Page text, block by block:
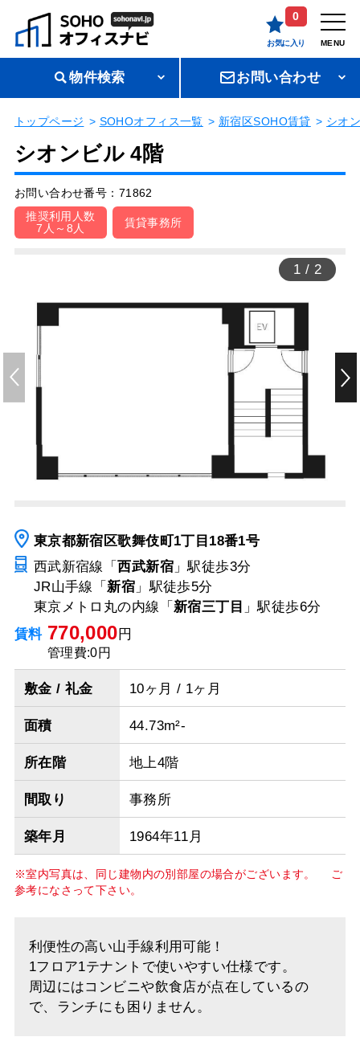
0
お気に入り MENU
物件検索 お問い合わせ
トップページ SOHOオフィス一覧 新宿区SOHO賃貸 シオ
シオンビル 4階
お問い合わせ番号：71862
推奨利用人数
7人～8人
賃貸事務所
1 / 2
東京都新宿区歌舞伎町1丁目18番1号
西武新宿線「 西武新宿」駅徒歩3分
JR山手線「新宿 」駅徒歩5分
東京メトロ丸の内線「 新宿三丁目 」駅徒歩6分
賃料 770,000 円
管理費:0円
敷金 / 礼金 10ヶ月 / 1ヶ月
面積 44.73m²-
所在階 地上4階
間取り 事務所
築年月 1964年11月
※室内写真は、同じ建物内の別部屋の場合がございます。 ご
参考になさって下さい。
利便性の高い山手線利用可能！
1フロア1テナントで使いやすい仕様です。
周辺にはコンビニや飲食店が点在しているの
で、ランチにも困りません。